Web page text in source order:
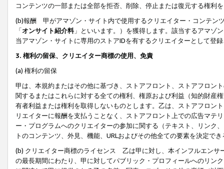
コンテンツの一部または全部を拒否、削除、停止または復元する権利
(b)報酬 甲がアマゾン・サイト内で使用するクリエイター・コンテン
「オンサイト紹介料」といいます。）を獲得します。該当するアマゾ
当アマゾン・サイトに専用のストアIDを有するクリエイターとして登
3. 権利の留保、クリエイター商標の使用、免責
(a) 権利の留保
甲は、本規約またはその他に基づき、ストアフロント、ストアフロン
関するまたはこれらに対する全ての権利、権原および利益（知的財産
有者利益または権利を取得しないものとします。乙は、ストアフロン
リエイターに報酬を支払うことなく、ストアフロント上での広告マテ
ー・プログラムへのクリエイターの参加に関する（テキスト、リンク
トのコンテンツ、外見、機能、URLおよびその他全ての要素を決定で
(b) クリエイター商標のライセンス 乙は甲に対し、本インフルエンサ
の最長期間にわたり、甲に対してパブリック・プロフィールへのリン